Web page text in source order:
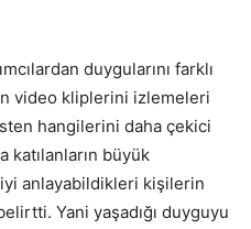
duygularını farklı
video kliplerini izlemeleri
hangilerini daha çekici
katılanların büyük
anlayabildikleri kişilerin
Yani yaşadığı duyguyu